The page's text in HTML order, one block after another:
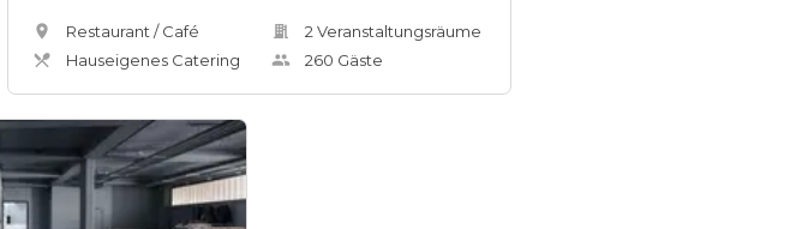
Restaurant / Café
Hauseigenes Catering
2 Veranstaltungsräume
260 Gäste